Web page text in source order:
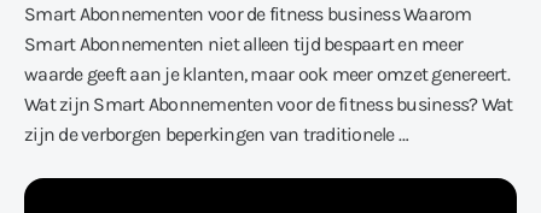
Smart Abonnementen voor de fitness business Waarom
Smart Abonnementen niet alleen tijd bespaart en meer
waarde geeft aan je klanten, maar ook meer omzet genereert.
Wat zijn Smart Abonnementen voor de fitness business? Wat
zijn de verborgen beperkingen van traditionele …